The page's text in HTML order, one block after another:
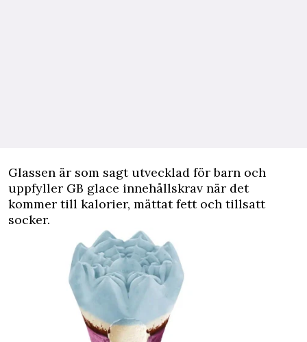
Glassen är som sagt utvecklad för barn och
uppfyller GB glace innehållskrav när det
kommer till kalorier, mättat fett och tillsatt
socker.